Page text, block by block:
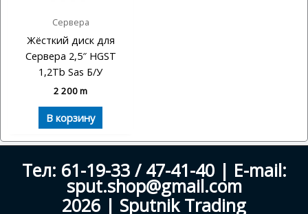
Сервера
Жёсткий диск для
Сервера 2,5″ HGST
1,2Tb Sas Б/У
2 200m
В корзину
Тел: 61-19-33 / 47-41-40 | E-mail:
sput.shop@gmail.com
2026 | Sputnik Trading